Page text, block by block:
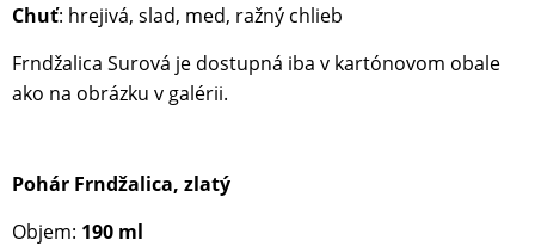
Chuť: hrejivá, slad, med, ražný chlieb
Frndžalica Surová je dostupná iba v kartónovom obale
ako na obrázku v galérii.
Pohár Frndžalica, zlatý
Objem: 190 ml